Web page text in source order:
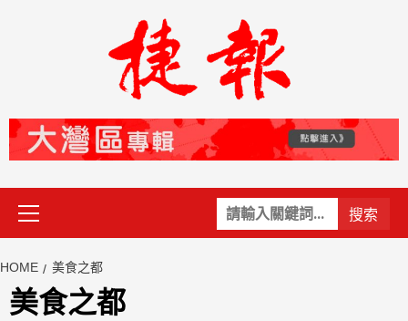
關
鍵
Primary
Menu
HOME 美食之都
美食之都